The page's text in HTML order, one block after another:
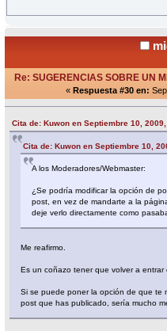
Re: SUGERENCIAS SOBRE UN
« Respuesta #30 en:
Cita de: Kuwon en Septiembre 10,
Cita de: Kuwon en Septiembre 10,
A los Moderadores/Webmaster:
¿Se podría modificar la opción de
post, en vez de mandarte a la
deje verlo directamente como
Me reafirmo.
Es un coñazo tener que volver a
Si se puede poner la opción de que te
post que has publicado, sería mucho